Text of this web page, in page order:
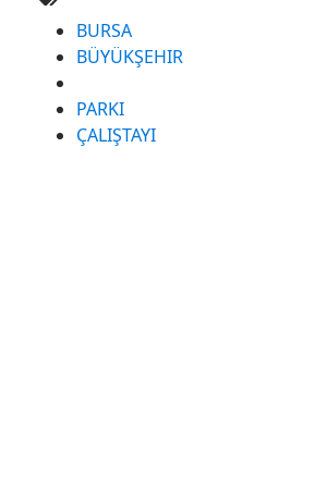
BURSA
BÜYÜKŞEHIR
PARKI
ÇALIŞTAYI